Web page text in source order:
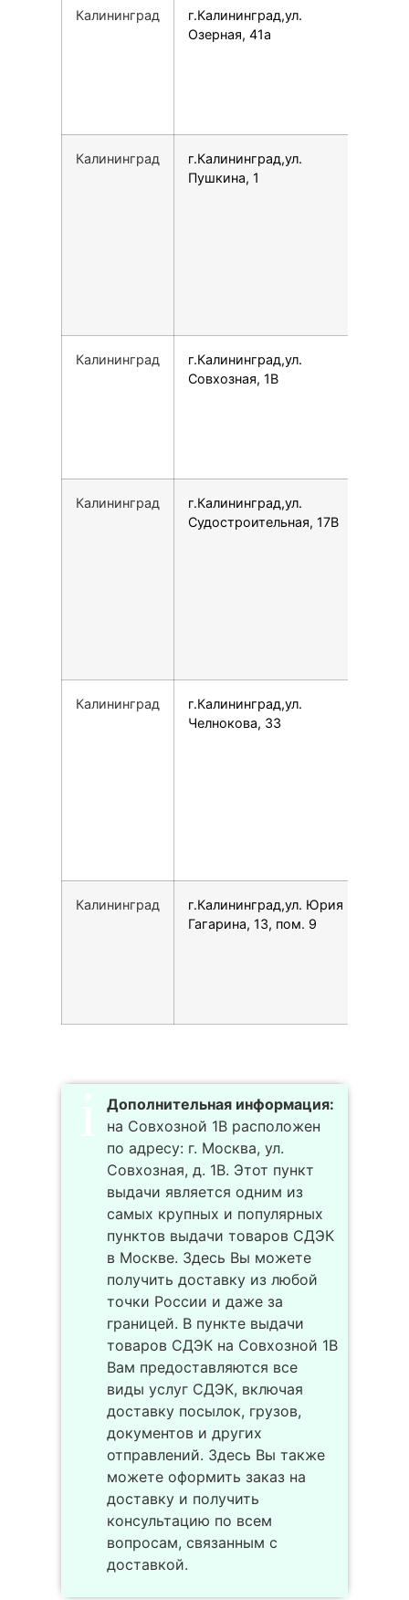
Калининград
г.Калининград,ул.
Озерная, 41а
Калининград
г.Калининград,ул.
Пушкина, 1
Калининград
г.Калининград,ул.
Совхозная, 1В
Калининград
г.Калининград,ул.
Судостроительная, 17В
Калининград
г.Калининград,ул.
Челнокова, 33
Калининград
г.Калининград,ул. Юрия
Гагарина, 13, пом. 9
Дополнительная информация:
на Совхозной 1В расположен
по адресу: г. Москва, ул.
Совхозная, д. 1В. Этот пункт
выдачи является одним из
самых крупных и популярных
пунктов выдачи товаров СДЭК
в Москве. Здесь Вы можете
получить доставку из любой
точки России и даже за
границей. В пункте выдачи
товаров СДЭК на Совхозной 1В
Вам предоставляются все
виды услуг СДЭК, включая
доставку посылок, грузов,
документов и других
отправлений. Здесь Вы также
можете оформить заказ на
доставку и получить
консультацию по всем
вопросам, связанным с
доставкой.